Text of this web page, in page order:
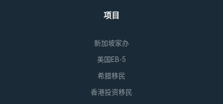
项目
新加坡家办
美国EB-5
希腊移民
香港投资移民